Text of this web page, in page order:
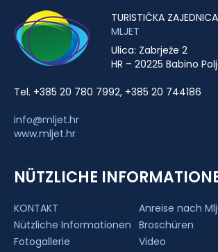
TURISTIČKA ZAJEDNICA
MLJET
Ulica: Zabrježe 2
HR – 20225 Babino
Tel. +385 20 780 7992, +385 20 744186
info@mljet.hr
www.mljet.hr
NÜTZLICHE
KONTAKT
Anreise nach
Nützliche Informationen Broschüren
Fotogallerie
Video